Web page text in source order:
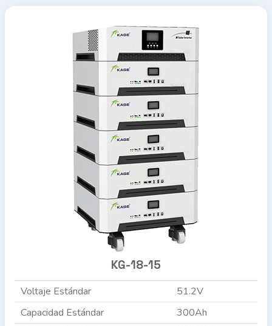
KG-18-15
Voltaje Estándar
51.2V
Capacidad Estándar
300Ah